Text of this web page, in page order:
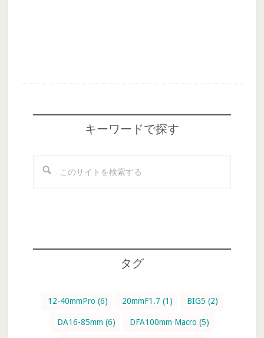
キーワードで探す
タグ
12-40mmPro (6) 20mmF1.7 (1) BIG5 (2)
DA16-85mm (6) DFA100mm Macro (5)